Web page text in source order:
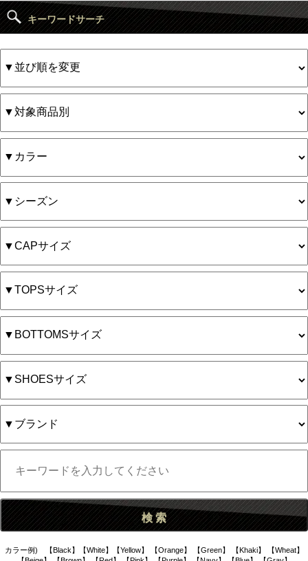
キーワードサーチ
カラー例) 【Black】【White】【Yellow】 【Orange】 【Green】 【Khaki】 【Wheat】